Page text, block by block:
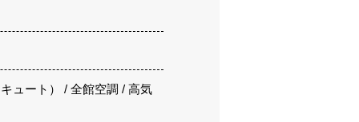
ュート） / 全館空調 / 高気